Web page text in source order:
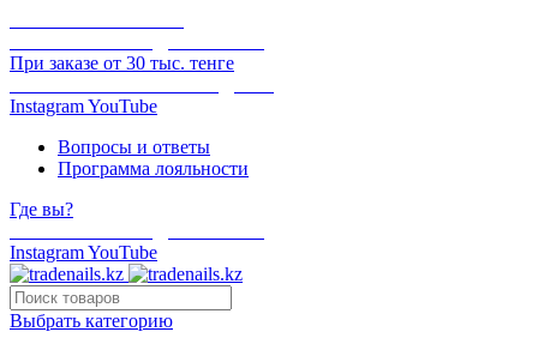
При заказе от 30 тыс. тенге
InstagramYouTube
Вопросы и ответы
Программа лояльности
Где вы?
InstagramYouTube
Выбрать категорию